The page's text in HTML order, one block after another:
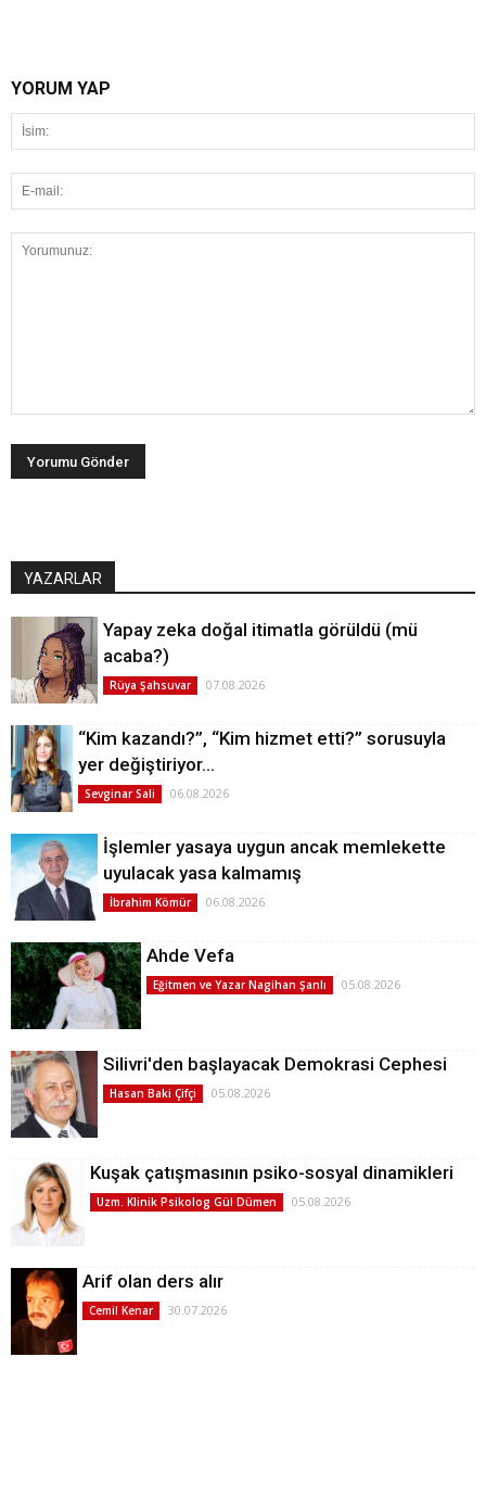
YORUM YAP
YAZARLAR
Yapay zeka doğal itimatla görüldü (mü
acaba?)
Rüya Şahsuvar 07.08.2026
“Kim kazandı?”, “Kim hizmet etti?” sorusuyla
yer değiştiriyor…
Sevginar Sali 06.08.2026
İşlemler yasaya uygun ancak memlekette
uyulacak yasa kalmamış
İbrahim Kömür 06.08.2026
Ahde Vefa
Eğitmen ve Yazar Nagihan Şanlı 05.08.2026
Silivri'den başlayacak Demokrasi Cephesi
Hasan Baki Çifçi 05.08.2026
Kuşak çatışmasının psiko-sosyal dinamikleri
Uzm. Klinik Psikolog Gül Dümen 05.08.2026
Arif olan ders alır
Cemil Kenar 30.07.2026